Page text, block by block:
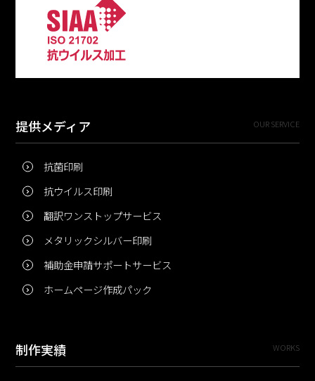
提供メディア OUR SERVICE
抗菌印刷
抗ウイルス印刷
翻訳ワンストップサービス
メタリックシルバー印刷
補助金申請サポートサービス
ホームページ作成パック
制作実績 WORKS